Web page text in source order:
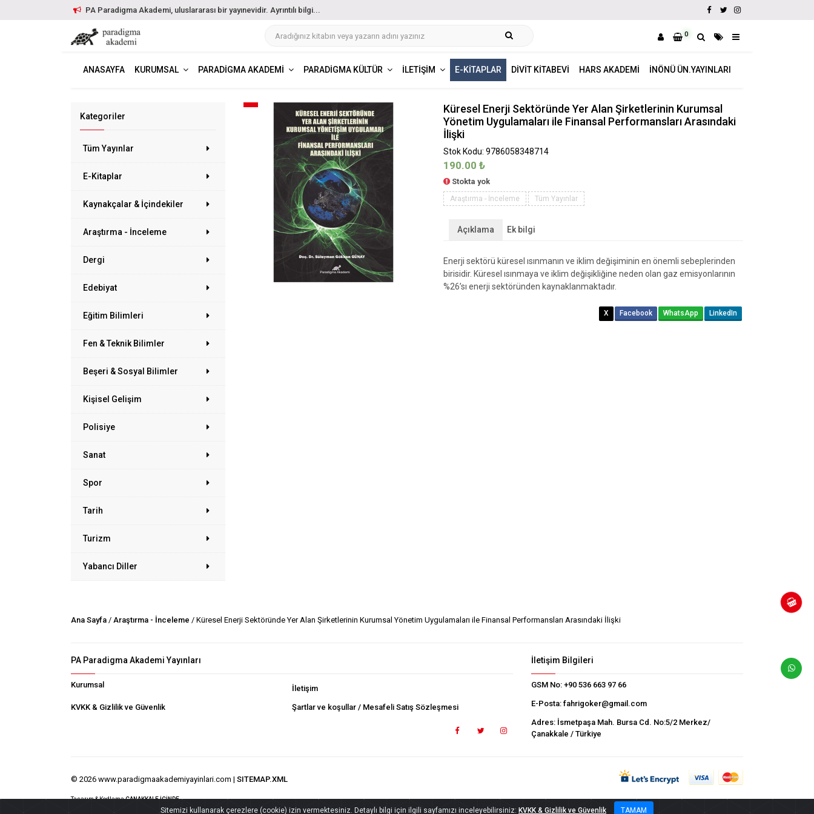
PA Paradigma Akademi, uluslararası bir yayınevidir. Ayrıntılı bilgi...
0
ANASAYFA KURUMSAL PARADIGMA AKADEMI PARADIGMA KÜLTÜR İLETIŞIM E-KITAPLAR DIVIT KITABEVI HARS AKADEMI İNÖNÜ ÜN.YAYINLARI
Kategoriler
Tüm Yayınlar
E-Kitaplar
Kaynakçalar & İçindekiler
Araştırma - İnceleme
Dergi
Edebiyat
Eğitim Bilimleri
Fen & Teknik Bilimler
Beşeri & Sosyal Bilimler
Kişisel Gelişim
Polisiye
Sanat
Spor
Tarih
Turizm
Yabancı Diller
Küresel Enerji Sektöründe Yer Alan Şirketlerinin Kurumsal
Yönetim Uygulamaları ile Finansal Performansları Arasındaki
İlişki
Stok Kodu: 9786058348714
190.00 ₺
Stokta yok
Araştırma - İnceleme Tüm Yayınlar
Açıklama Ek bilgi
Enerji sektörü küresel ısınmanın ve iklim değişiminin en önemli sebeplerinden
birisidir. Küresel ısınmaya ve iklim değişikliğine neden olan gaz emisyonlarının
%26’sı enerji sektöründen kaynaklanmaktadır.
X Facebook WhatsApp LinkedIn
Ana Sayfa / Araştırma - İnceleme / Küresel Enerji Sektöründe Yer Alan Şirketlerinin Kurumsal Yönetim Uygulamaları ile Finansal Performansları Arasındaki İlişki
PA Paradigma Akademi Yayınları
Kurumsal İletişim
KVKK & Gizlilik ve Güvenlik Şartlar ve koşullar / Mesafeli Satış Sözleşmesi
İletişim Bilgileri
GSM No: +90 536 663 97 66
E-Posta: fahrigoker@gmail.com
Adres: İsmetpaşa Mah. Bursa Cd. No:5/2 Merkez/
Çanakkale / Türkiye
© 2026 www.paradigmaakademiyayinlari.com | SITEMAP.XML
Tasarım & KodlamaÇANAKKALE İÇİNDE
Sitemizi kullanarak çerezlere (cookie) izin vermektesiniz. Detaylı bilgi için ilgili sayfamızı inceleyebilirsiniz: KVKK & Gizlilik ve Güvenlik TAMAM